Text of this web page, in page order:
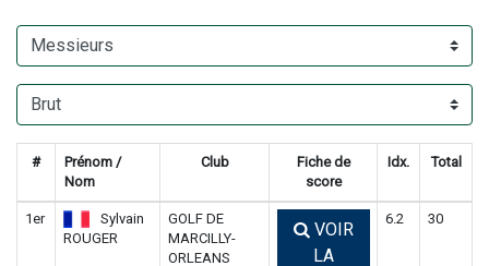
#
Prénom /
Nom
Club
Fiche de
score
Idx. Total
1er
Sylvain
ROUGER
GOLF DE
MARCILLY-
ORLEANS
VOIR
LA
6.2 30